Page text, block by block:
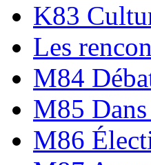
K83
Les
M84
M85
M86